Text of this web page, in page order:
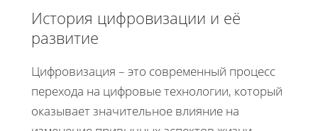
История цифровизации и её
развитие
Цифровизация – это современный процесс
перехода на цифровые технологии, который
оказывает значительное влияние на